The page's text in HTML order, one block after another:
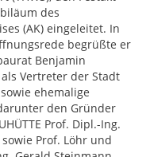
des
(AK) eingeleitet. In
begrüßte er
Benjamin
Vertreter der Stadt
ehemalige
den Gründer
Prof. Dipl.-Ing.
sowie Prof. Löhr und